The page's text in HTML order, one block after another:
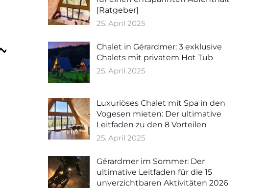
[Ratgeber]
25. April 2025
Chalet in Gérardmer: 3 exklusive
Chalets mit privatem Hot Tub
25. April 2025
Luxuriöses Chalet mit Spa in den
Vogesen mieten: Der ultimative
Leitfaden zu den 8 Vorteilen
25. April 2025
Gérardmer im Sommer: Der
ultimative Leitfaden für die 15
unverzichtbaren Aktivitäten 2026